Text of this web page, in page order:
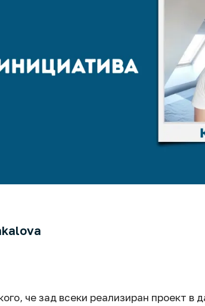
че зад всеки реализиран проект в